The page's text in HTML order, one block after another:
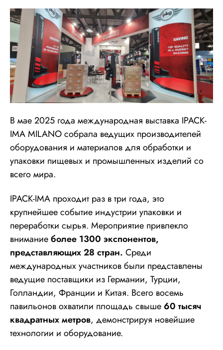
В мае 2025 года международная выставка IPACK-
IMA MILANO собрала ведущих производителей
оборудования и материалов для обработки и
упаковки пищевых и промышленных изделий со
всего мира.
IPACK-IMA проходит раз в три года, это
крупнейшее событие индустрии упаковки и
переработки сырья. Мероприятие привлекло
вниманиеболее 1300 экспонентов,
представляющих 28 стран. Среди
международных участников были представлены
ведущие поставщики из Германии, Турции,
Голландии, Франции и Китая. Всего восемь
павильонов охватили площадь свыше 60 тысяч
квадратных метров, демонстрируя новейшие
технологии и оборудование.